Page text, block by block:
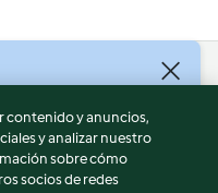
contenido y anuncios,
y analizar nuestro
sobre cómo
socios de redes